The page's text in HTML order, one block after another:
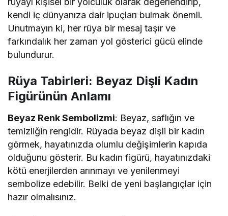
kendi iç dünyanıza dair ipuçları bulmak önemli.
Unutmayın ki, her rüya bir mesaj taşır ve
farkındalık her zaman yol gösterici gücü elinde
bulundurur.
Rüya Tabirleri: Beyaz Dişli Kadın
Figürünün Anlamı
Beyaz Renk Sembolizmi: Beyaz, saflığın ve
temizliğin rengidir. Rüyada beyaz dişli bir kadın
görmek, hayatınızda olumlu değişimlerin kapıda
olduğunu gösterir. Bu kadın figürü, hayatınızdaki
kötü enerjilerden arınmayı ve yenilenmeyi
sembolize edebilir. Belki de yeni başlangıçlar için
hazır olmalısınız.